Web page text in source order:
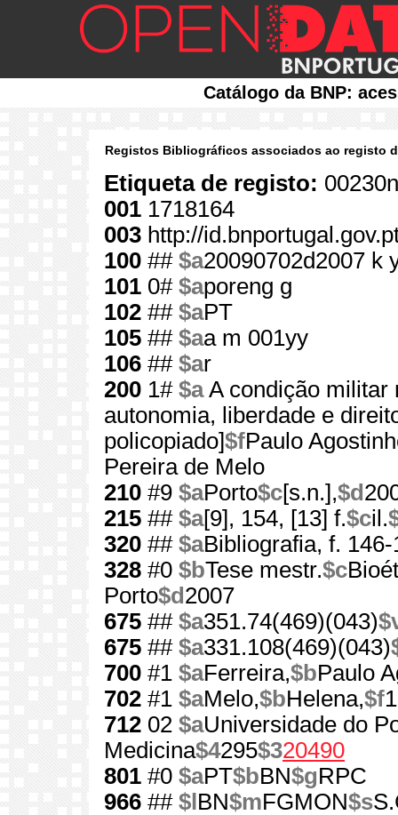
Catálogo da BNP:
Registos Bibliográficos associados ao registo
Etiqueta de registo:
001 1718164
003 http://
100 ## $a20090702d2007 k
101 0# $aporeng g
102 ## $aPT
105 ## $aa m 001yy
106 ## $ar
200 1# $aA condição militar
autonomia, liberdade e
policopiado]$fPaulo
Pereira de Melo
210 #9 $aPorto$c[s.n.],$d
215 ## $a[9], 154, [13] f.$cil.
320 ## $aBibliografia, f. 146-
328 #0 $bTese mestr.$c
Porto$d 2007
675 ## $a351.74(469)(043)
675 ## $a331.108(469)(043)
700 #1 $aFerreira,$bPaulo
702 #1 $aMelo,$bHelena,$f
712 02 $aUniversidade do
Medicina$4295$320490
801 #0 $aPT$bBN$gRPC
966 ## $l BN$mFGMON$s